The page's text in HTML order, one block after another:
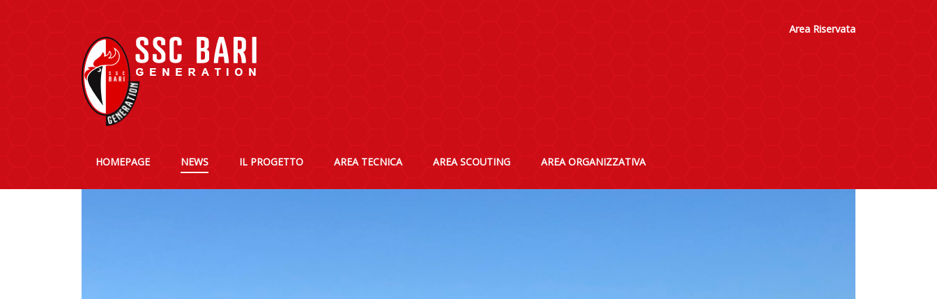
Area Riservata
HOMEPAGE NEWS IL PROGETTO AREA TECNICA AREA SCOUTING AREA ORGANIZZATIVA